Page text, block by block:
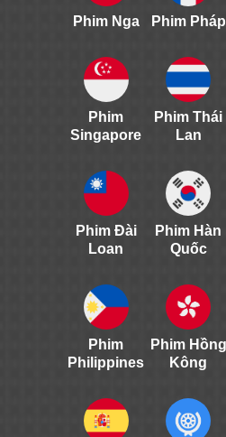
Phim Nga Phim Pháp
Phim
Singapore
Phim Thái
Lan
Phim Đài
Loan
Phim Hàn
Quốc
Phim
Philippines
Phim Hồng
Kông